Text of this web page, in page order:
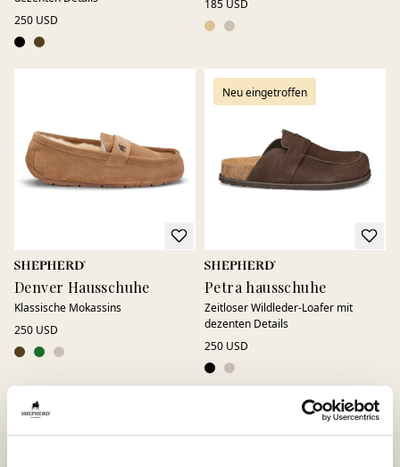
250 USD
185 USD
Denver Hausschuhe
Klassische Mokassins
250 USD
Neu eingetroffen
Petra hausschuhe
Zeitloser Wildleder-Loafer mit
dezenten Details
250 USD